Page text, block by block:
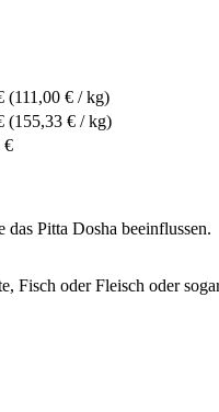
(111,00 € / kg)
(155,33 € / kg)
€
das Pitta Dosha beeinflussen.
Fisch oder Fleisch oder